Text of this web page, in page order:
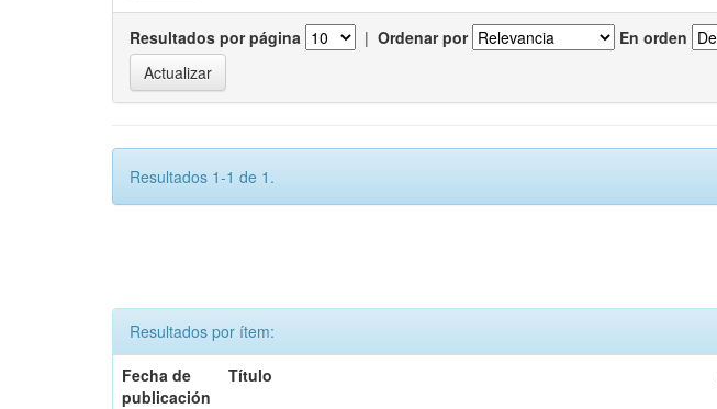
Resultados por página | Ordenar por En orden
Resultados 1-1 de 1.
Resultados por ítem:
Fecha de
publicación
Título